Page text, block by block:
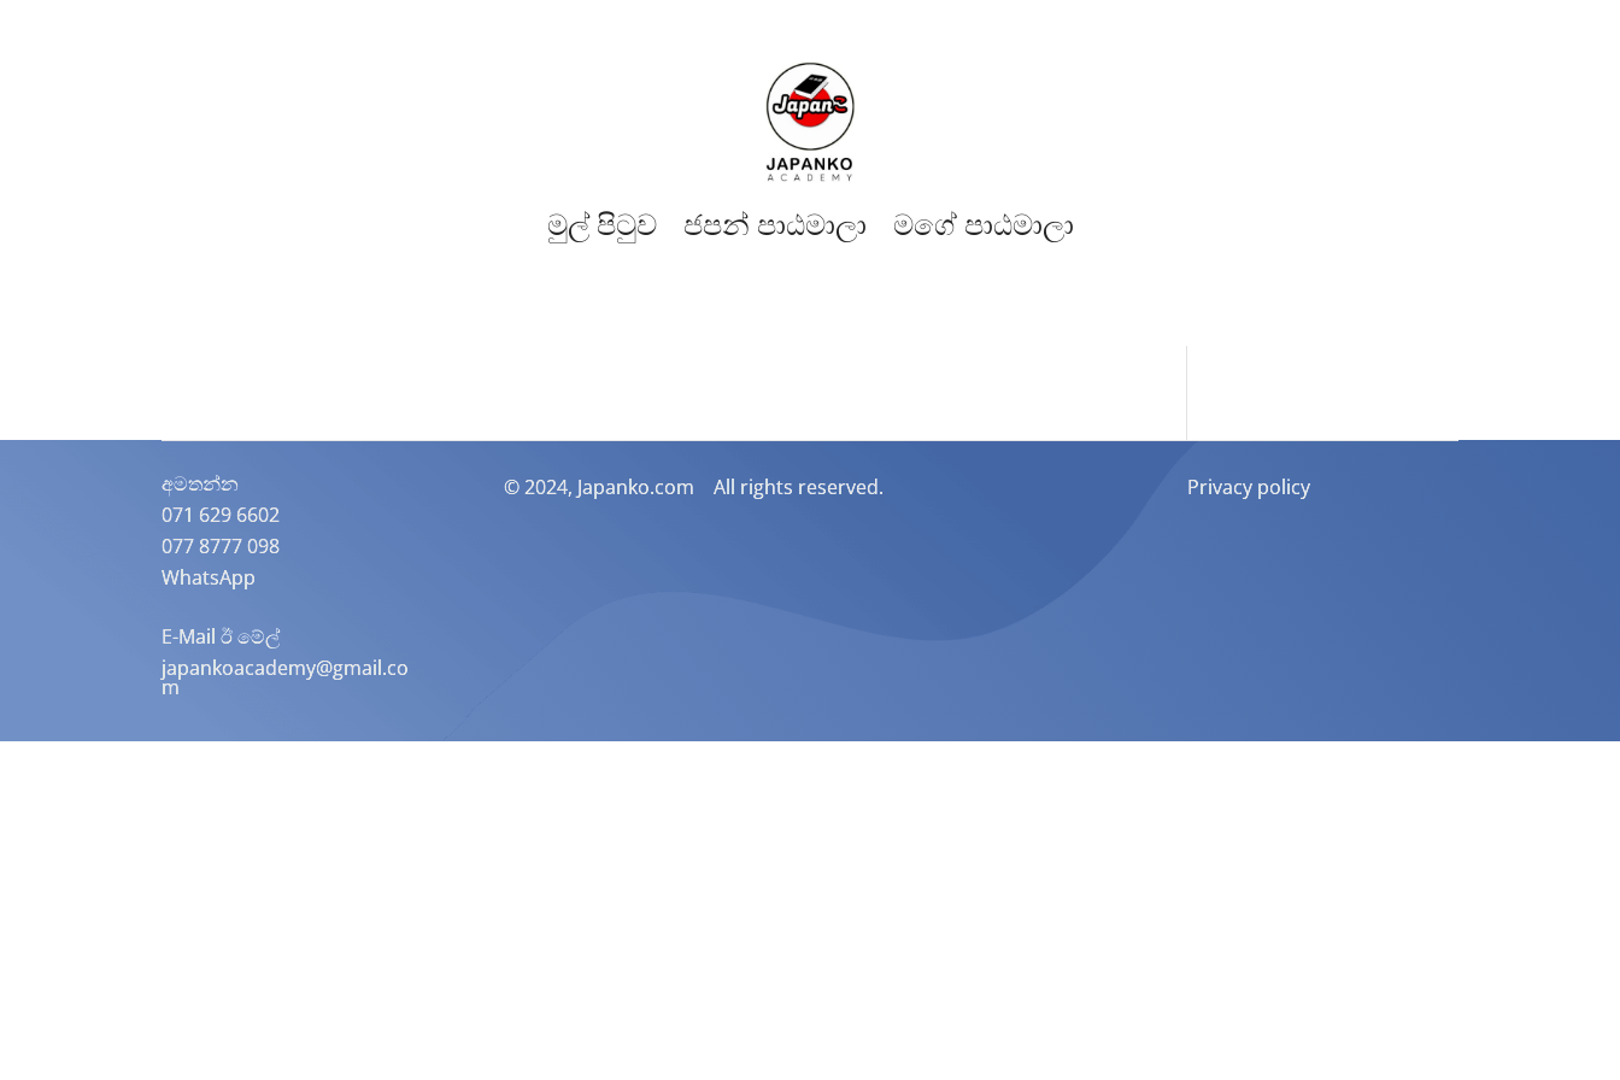
මුල් පිටුව​ ජපන් පාඨමාලා මගේ පාඨමාලා
අමතන්න​
071 629 6602
077 8777 098
WhatsApp
E-Mail ඊ මේල්
japankoacademy@gmail.co
m
© 2024, Japanko.com All rights reserved. Privacy policy